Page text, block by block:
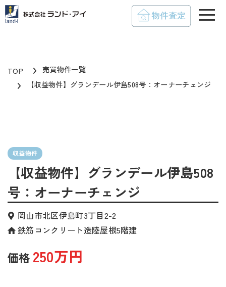
TOP
売買物件一覧
【収益物件】グランデール伊島508号：オーナーチェンジ
収益物件
【収益物件】グランデール伊島508
号：オーナーチェンジ
岡山市北区伊島町3丁目2-2
鉄筋コンクリート造陸屋根5階建
250万円